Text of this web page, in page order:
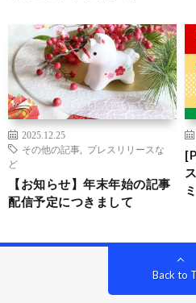
2025.12.25
その他の記事
プレスリリースな
ど
【お知らせ】年末年始の記事
配信予定につきまして
Back to